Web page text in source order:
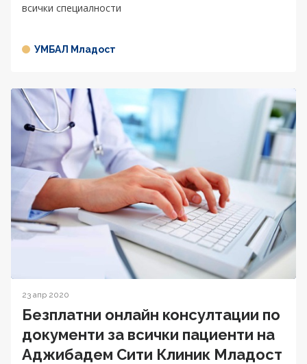
всички специалности
УМБАЛ Младост
23 апр 2020
Безплатни онлайн консултации по
документи за всички пациенти на
Аджибадем Сити Клиник Младост